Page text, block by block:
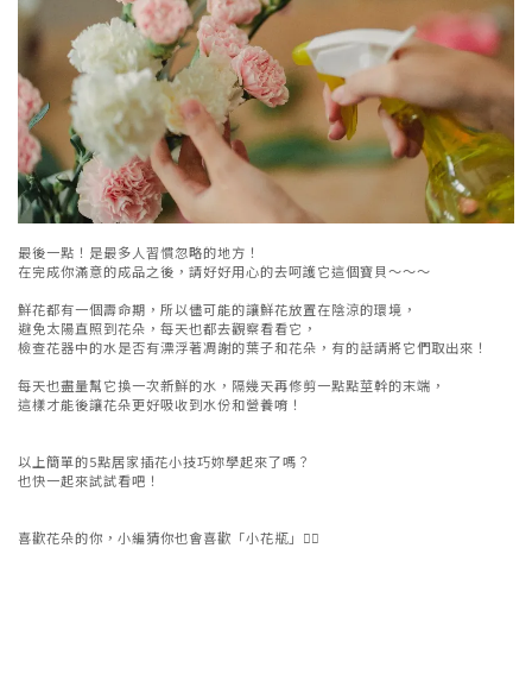
最後一點！是最多人習慣忽略的地方！
在完成你滿意的成品之後，請好好用心的去呵護它這個寶貝～～～
鮮花都有一個壽命期，所以儘可能的讓鮮花放置在陰涼的環境，
避免太陽直照到花朵，每天也都去觀察看看它，
檢查花器中的水是否有漂浮著凋謝的葉子和花朵，有的話請將它們取出來！
每天也盡量幫它換一次新鮮的水，隔幾天再修剪一點點莖幹的末端，
這樣才能後讓花朵更好吸收到水份和營養唷！
以上簡單的5點居家插花小技巧妳學起來了嗎？
也快一起來試試看吧！
喜歡花朵的你，小編猜你也會喜歡「小花瓶」👇🏻